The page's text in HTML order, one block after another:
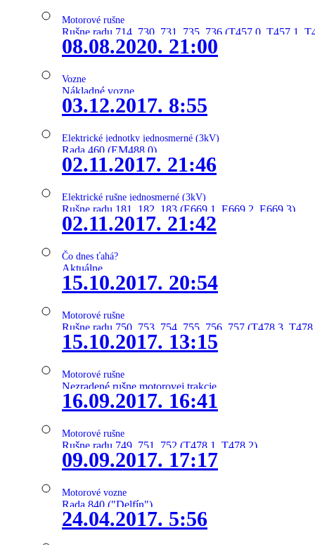
Motorové rušne
Rušne radu 714, 730, 731, 735, 736 (T457.0, T457.1,
08.08.2020. 21:00
Vozne
Nákladné vozne
03.12.2017. 8:55
Elektrické jednotky jednosmerné (3kV)
Rada 460 (EM488.0)
02.11.2017. 21:46
Elektrické rušne jednosmerné (3kV)
Rušne radu 181, 182, 183 (E669.1, E669.2, E669.3)
02.11.2017. 21:42
Čo dnes ťahá?
Aktuálne
15.10.2017. 20:54
Motorové rušne
Rušne radu 750, 753, 754, 755, 756, 757 (T478.3,
15.10.2017. 13:15
Motorové rušne
Nezradené rušne motorovej trakcie
16.09.2017. 16:41
Motorové rušne
Rušne radu 749, 751, 752 (T478.1, T478.2)
09.09.2017. 17:17
Motorové vozne
Rada 840 ("Delfín")
24.04.2017. 5:56